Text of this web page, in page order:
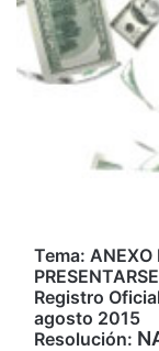
Tema: ANEXO
Registro
agosto 2015
Resolución: